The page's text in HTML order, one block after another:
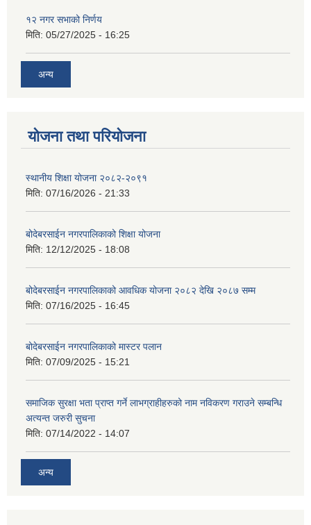
१२ नगर सभाको निर्णय
मिति: 05/27/2025 - 16:25
अन्य
योजना तथा परियोजना
स्थानीय शिक्षा योजना २०८२-२०९१
मिति: 07/16/2026 - 21:33
बोदेबरसाईन नगरपालिकाको शिक्षा योजना
मिति: 12/12/2025 - 18:08
बोदेबरसाईन नगरपालिकाको आवधिक योजना २०८२ देखि २०८७ सम्म
मिति: 07/16/2025 - 16:45
बोदेबरसाईन नगरपालिकाको मास्टर पलान
मिति: 07/09/2025 - 15:21
समाजिक सुरक्षा भता प्राप्त गर्ने लाभग्राहीहरुको नाम नविकरण गराउने सम्बन्धि
अत्यन्त जरुरी सुचना
मिति: 07/14/2022 - 14:07
अन्य